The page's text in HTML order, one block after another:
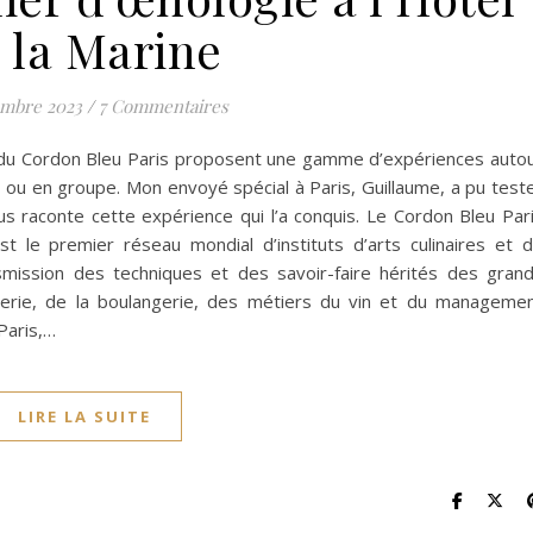
la Marine
2023 / 7 Commentaires
Cordon Bleu Paris proposent une gamme d’expériences
en groupe. Mon envoyé spécial à Paris, Guillaume, a pu
raconte cette expérience qui l’a conquis. Le Cordon Bleu
le premier réseau mondial d’instituts d’arts culinaires et
des techniques et des savoir-faire hérités des
de la boulangerie, des métiers du vin et du
LIRE LA SUITE